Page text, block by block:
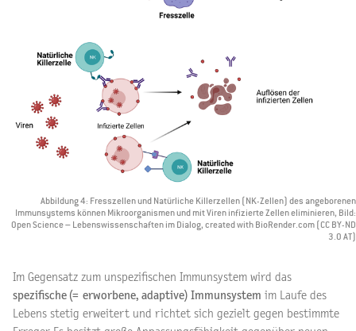
Abbildung 4: Fresszellen und Natürliche Killerzellen (NK-Zellen) des angeborenen
Immunsystems können Mikroorganismen und mit Viren infizierte Zellen eliminieren, Bild:
Open Science – Lebenswissenschaften im Dialog, created with BioRender.com (CC BY-ND
3.0 AT)
Im Gegensatz zum unspezifischen Immunsystem wird das
spezifische (= erworbene, adaptive) Immunsystem im Laufe des
Lebens stetig erweitert und richtet sich gezielt gegen bestimmte